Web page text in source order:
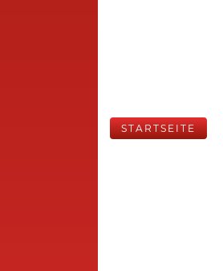
STARTSEITE